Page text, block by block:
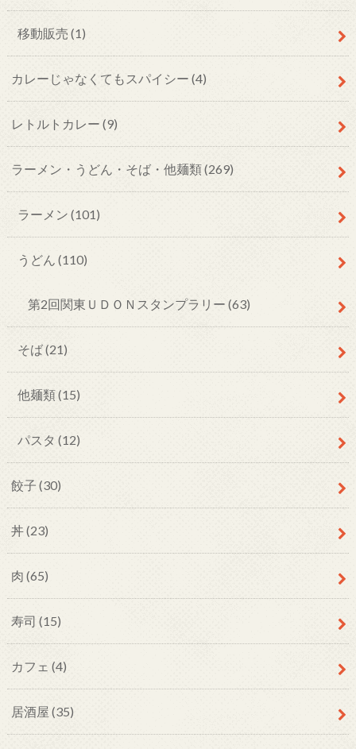
移動販売 (1)
カレーじゃなくてもスパイシー (4)
レトルトカレー (9)
ラーメン・うどん・そば・他麺類(269)
ラーメン (101)
うどん (110)
第2回関東ＵＤＯＮスタンプラリー (63)
そば(21)
他麺類(15)
パスタ (12)
餃子 (30)
丼(23)
肉 (65)
寿司 (15)
カフェ (4)
居酒屋 (35)